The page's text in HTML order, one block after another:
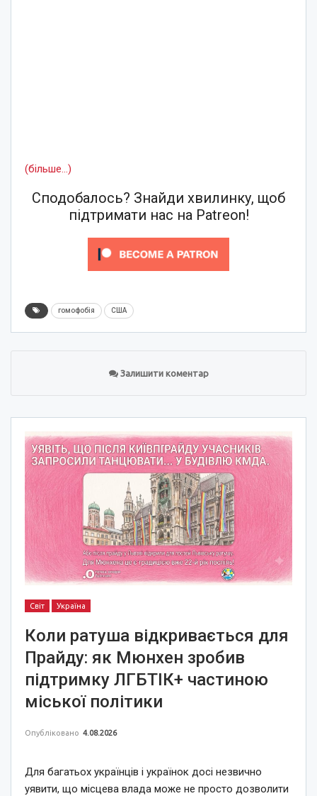
(більше…)
Сподобалось? Знайди хвилинку, щоб
підтримати нас на Patreon!
гомофобія США
Залишити коментар
Світ Україна
Коли ратуша відкривається для
Прайду: як Мюнхен зробив
підтримку ЛГБТІК+ частиною
міської політики
Опубліковано 4.08.2026
Для багатьох українців і українок досі незвично
уявити, що місцева влада може не просто дозволити